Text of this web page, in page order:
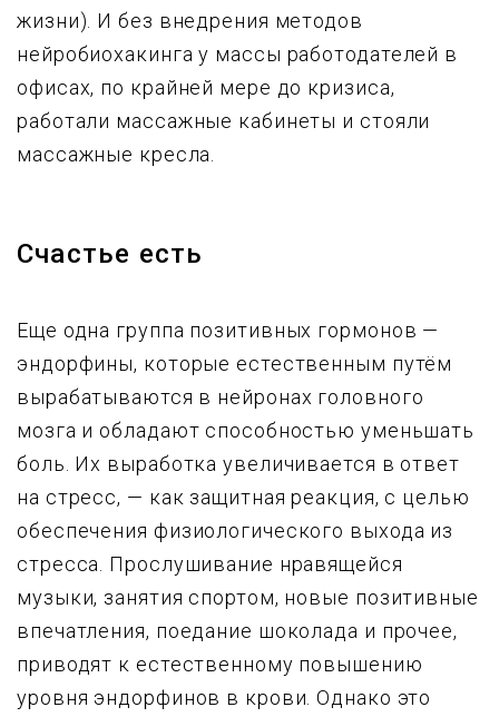
жизни). И без внедрения методов
нейробиохакинга у массы работодателей в
офисах, по крайней мере до кризиса,
работали массажные кабинеты и стояли
массажные кресла.
Счастье есть
Еще одна группа позитивных гормонов —
эндорфины, которые естественным путём
вырабатываются в нейронах головного
мозга и обладают способностью уменьшать
боль. Их выработка увеличивается в ответ
на стресс, — как защитная реакция, с целью
обеспечения физиологического выхода из
стресса. Прослушивание нравящейся
музыки, занятия спортом, новые позитивные
впечатления, поедание шоколада и прочее,
приводят к естественному повышению
уровня эндорфинов в крови. Однако это